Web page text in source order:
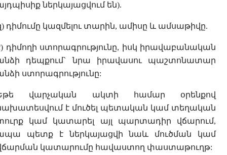
ներկայացվում են).
դիմումը կազմելու տարին, ամիսը և ամսաթիվը.
դիմողի ստորագրությունը, իսկ իրավաբանական
դեպքում` նրա իրավասու պաշտոնատար
ստորագրությունը:
վարչական ակտի համար օրենքով
է մուծել պետական կամ տեղական
կամ կատարել այլ պարտադիր վճարում,
պետք է ներկայացվի նաև մուծման կամ
կատարումը հավաստող փաստաթուղթ: